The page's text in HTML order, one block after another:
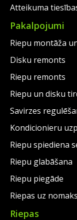
Atteikuma
Pakalpojumi
Riepu montāža
Disku remonts
Riepu remonts
Riepu un disku
Savirzes
Kondicionieru
Riepu spiediena
Riepu glabāšana
Riepu piegāde
Riepas uz
Riepas